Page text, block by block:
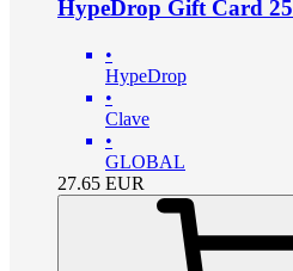
HypeDrop Gift Card
•
HypeDrop
•
Clave
•
GLOBAL
27.65 EUR